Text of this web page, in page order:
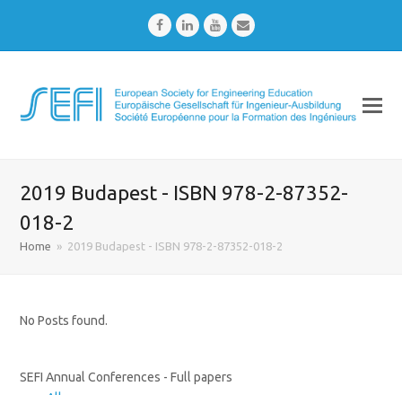
FacebookLinkedInYoutubeEmail
2019 Budapest - ISBN 978-2-87352-
018-2
Home » 2019 Budapest - ISBN 978-2-87352-018-2
No Posts found.
SEFI Annual Conferences - Full papers